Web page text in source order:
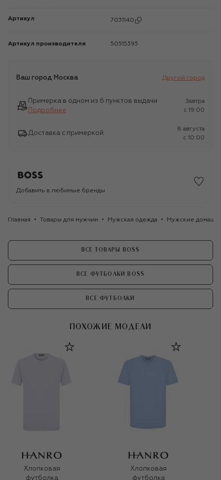
Артикул 7031140
Артикул производителя 50515395
Ваш город Москва Другой город
Примерка в одном из 6 пунктов выдачи
Подробнее
Завтра
c 19:00
Доставка с примеркой
8 августа
c 10:00
Добавить в любимые бренды
Главная Товары для мужчин Мужская одежда Мужские
ВСЕ ТОВАРЫ BOSS
ВСЕ ФУТБОЛКИ BOSS
ВСЕ ФУТБОЛКИ
ПОХОЖИЕ МОДЕЛИ
Хлопковая
футболка
Хлопковая
футболка